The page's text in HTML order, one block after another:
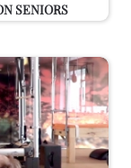
SENIORS